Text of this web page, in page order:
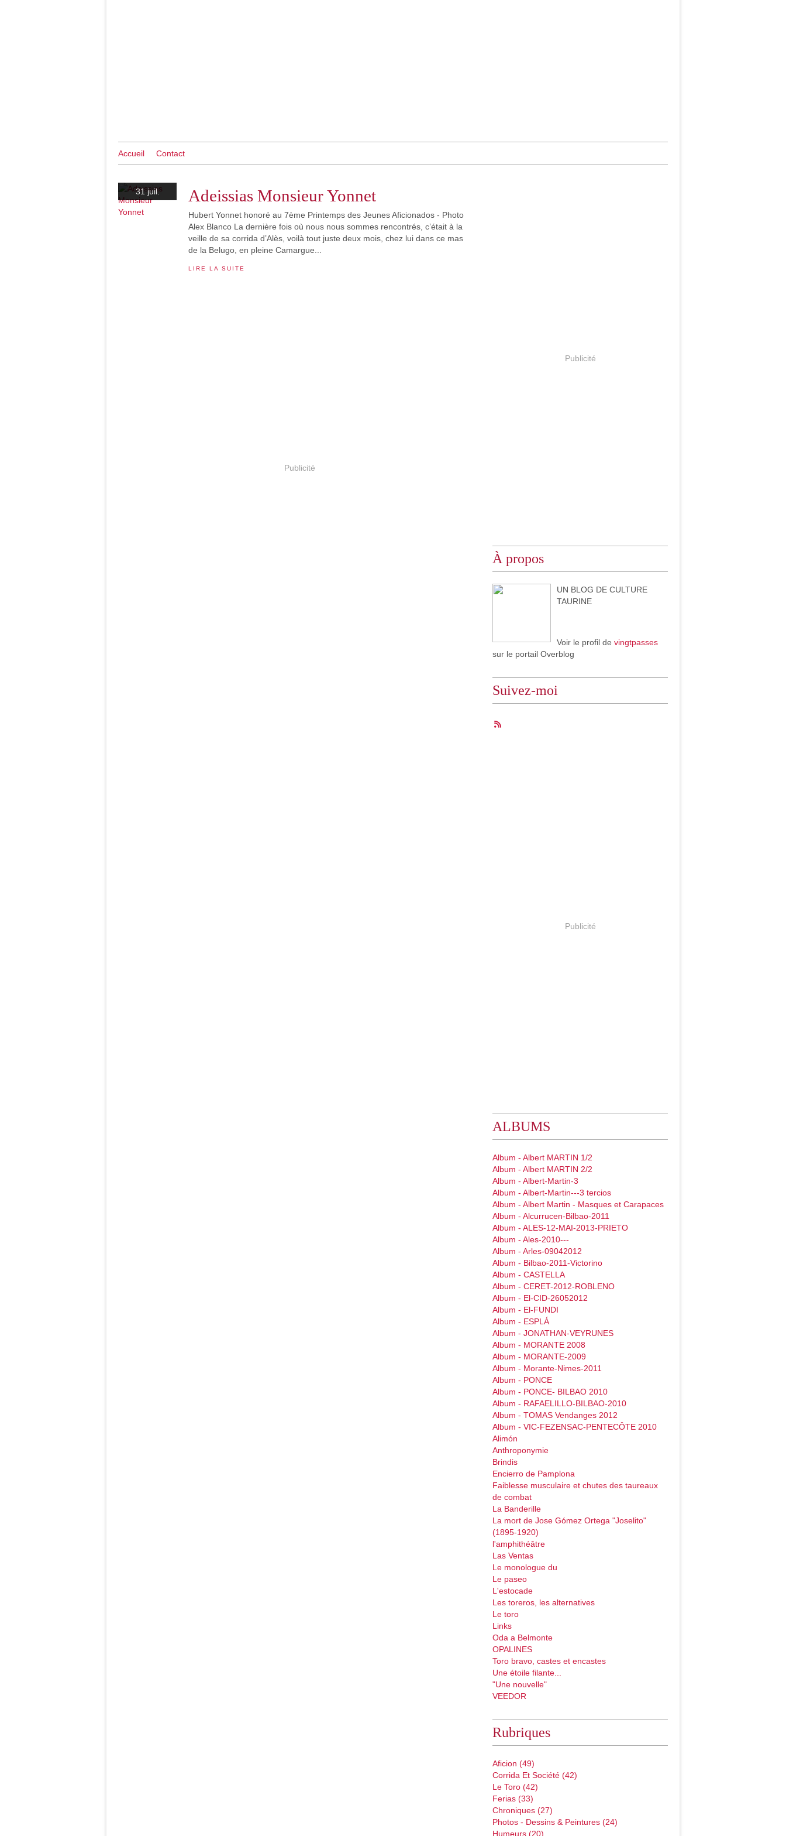
Accueil Contact
31 juil. Adeissias Monsieur Yonnet
Hubert Yonnet honoré au 7ème Printemps des Jeunes Aficionados - Photo
Alex Blanco La dernière fois où nous nous sommes rencontrés, c’était à la
veille de sa corrida d’Alès, voilà tout juste deux mois, chez lui dans ce mas
de la Belugo, en pleine Camargue...
LIRE LA SUITE
Publicité
Publicité
À propos
UN BLOG DE CULTURE
TAURINE
Voir le profil de vingtpasses
sur le portail Overblog
Suivez-moi
Publicité
ALBUMS
Album - Albert MARTIN 1/2
Album - Albert MARTIN 2/2
Album - Albert-Martin-3
Album - Albert-Martin---3 tercios
Album - Albert Martin - Masques et Carapaces
Album - Alcurrucen-Bilbao-2011
Album - ALES-12-MAI-2013-PRIETO
Album - Ales-2010---
Album - Arles-09042012
Album - Bilbao-2011-Victorino
Album - CASTELLA
Album - CERET-2012-ROBLENO
Album - El-CID-26052012
Album - El-FUNDI
Album - ESPLÁ
Album - JONATHAN-VEYRUNES
Album - MORANTE 2008
Album - MORANTE-2009
Album - Morante-Nimes-2011
Album - PONCE
Album - PONCE- BILBAO 2010
Album - RAFAELILLO-BILBAO-2010
Album - TOMAS Vendanges 2012
Album - VIC-FEZENSAC-PENTECÔTE 2010
Alimón
Anthroponymie
Brindis
Encierro de Pamplona
Faiblesse musculaire et chutes des taureaux
de combat
La Banderille
La mort de Jose Gómez Ortega "Joselito"
(1895-1920)
l'amphithéâtre
Las Ventas
Le monologue du
Le paseo
L'estocade
Les toreros, les alternatives
Le toro
Links
Oda a Belmonte
OPALINES
Toro bravo, castes et encastes
Une étoile filante...
"Une nouvelle"
VEEDOR
Rubriques
Aficion (49)
Corrida Et Société (42)
Le Toro (42)
Ferias (33)
Chroniques (27)
Photos - Dessins & Peintures (24)
Humeurs (20)